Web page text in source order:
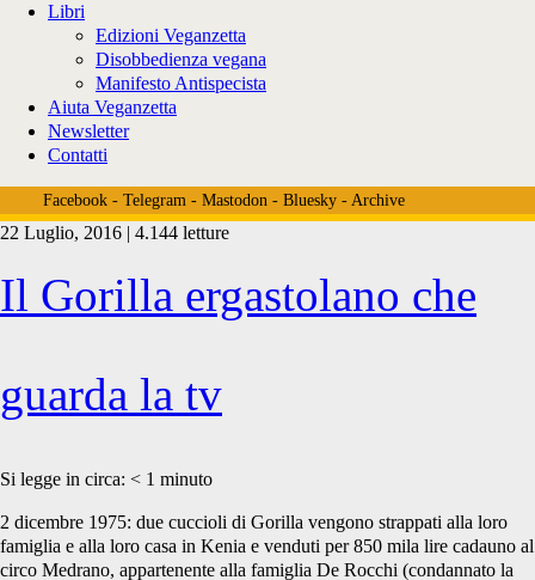
Libri
Edizioni Veganzetta
Disobbedienza vegana
Manifesto Antispecista
Aiuta Veganzetta
Newsletter
Contatti
Facebook- Telegram- Mastodon- Bluesky- Archive
Tag:
<span>gorilla
guarda
la
22 Luglio, 2016 | 4.144 letture
Il Gorilla ergastolano che
guarda la tv
Si legge in circa: < 1 minuto
2 dicembre 1975: due cuccioli di Gorilla vengono strappati alla loro
famiglia e alla loro casa in Kenia e venduti per 850 mila lire cadauno al
circo Medrano, appartenente alla famiglia De Rocchi (condannato la